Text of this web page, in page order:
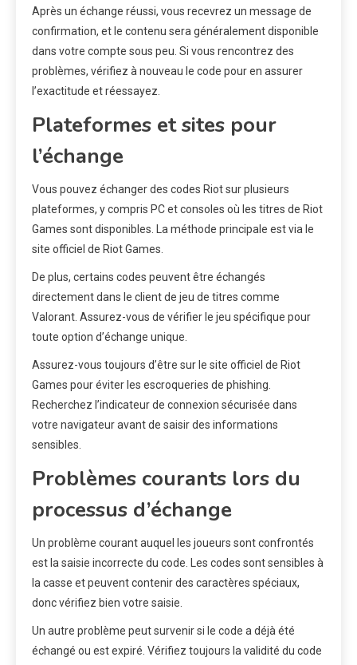
Après un échange réussi, vous recevrez un message de
confirmation, et le contenu sera généralement disponible
dans votre compte sous peu. Si vous rencontrez des
problèmes, vérifiez à nouveau le code pour en assurer
l’exactitude et réessayez.
Plateformes et sites pour
l’échange
Vous pouvez échanger des codes Riot sur plusieurs
plateformes, y compris PC et consoles où les titres de Riot
Games sont disponibles. La méthode principale est via le
site officiel de Riot Games.
De plus, certains codes peuvent être échangés
directement dans le client de jeu de titres comme
Valorant. Assurez-vous de vérifier le jeu spécifique pour
toute option d’échange unique.
Assurez-vous toujours d’être sur le site officiel de Riot
Games pour éviter les escroqueries de phishing.
Recherchez l’indicateur de connexion sécurisée dans
votre navigateur avant de saisir des informations
sensibles.
Problèmes courants lors du
processus d’échange
Un problème courant auquel les joueurs sont confrontés
est la saisie incorrecte du code. Les codes sont sensibles à
la casse et peuvent contenir des caractères spéciaux,
donc vérifiez bien votre saisie.
Un autre problème peut survenir si le code a déjà été
échangé ou est expiré. Vérifiez toujours la validité du code